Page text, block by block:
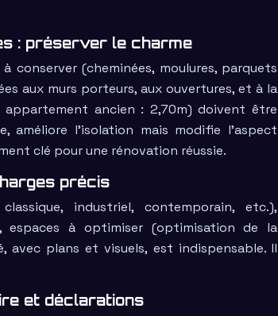
: préserver le charme
conserver (cheminées, moulures, parquets
aux murs porteurs, aux ouvertures, et à la
appartement ancien : 2,70m) doivent être
améliore l’isolation mais modifie l’aspect
clé pour une rénovation réussie.
précis
industriel, contemporain, etc.),
espaces à optimiser (optimisation de la
avec plans et visuels, est indispensable. Il
et déclarations